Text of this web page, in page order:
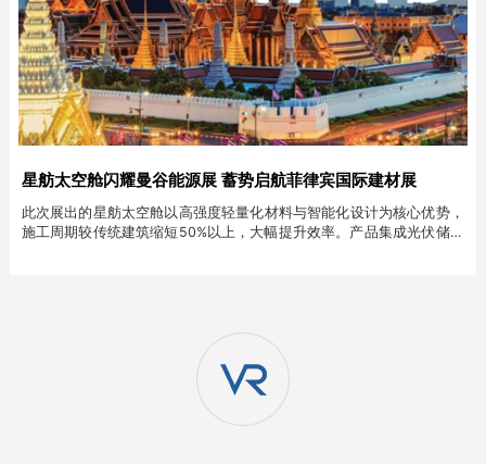
星舫太空舱闪耀曼谷能源展 蓄势启航菲律宾国际建材展
此次展出的星舫太空舱以高强度轻量化材料与智能化设计为核心优势，
施工周期较传统建筑缩短50%以上，大幅提升效率。产品集成光伏储能